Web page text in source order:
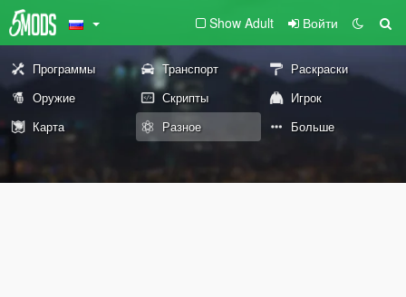
Show Adult Войти
Программы Транспорт
Раскраски
Оружие
Скрипты
Игрок
Карта
Разное Больше